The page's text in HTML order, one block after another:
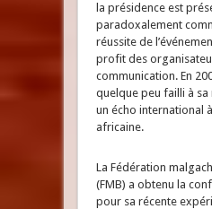
la présidence est
paradoxalement
réussite de
profit des
communication. En
quelque peu failli à
un écho international
africaine.
La Fédération
(FMB) a obtenu la
pour sa récente